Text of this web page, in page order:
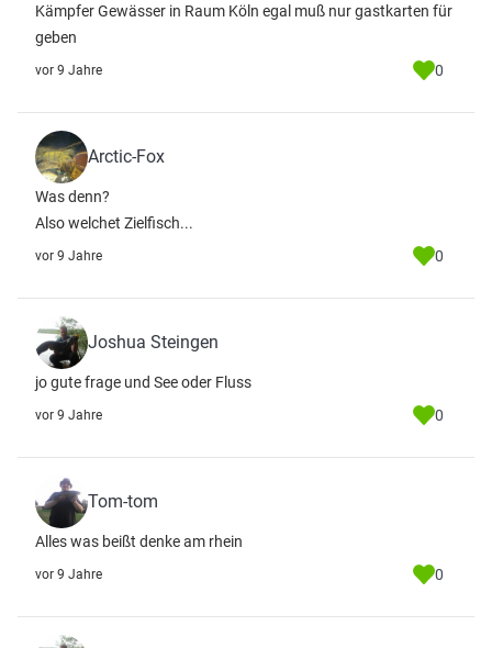
Kämpfer Gewässer in Raum Köln egal muß nur gastkarten für
geben
vor 9 Jahre 0
Arctic-Fox
Was denn?
Also welchet Zielfisch...
vor 9 Jahre 0
Joshua Steingen
jo gute frage und See oder Fluss
vor 9 Jahre 0
Tom-tom
Alles was beißt denke am rhein
vor 9 Jahre 0